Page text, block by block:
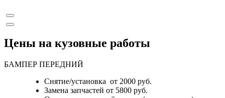
Цены на кузовные работы
БАМПЕР ПЕРЕДНИЙ
Снятие/установка от 2000 руб.
Замена запчастей от 5800 руб.